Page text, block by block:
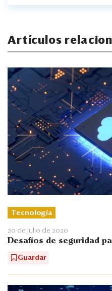
Artículos
Tecnología
20 de julio de 2020
Desafíos de seguridad
Guardar